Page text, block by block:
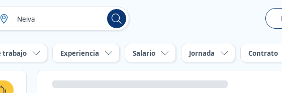
trabajo Experiencia Salario Jornada Contrato